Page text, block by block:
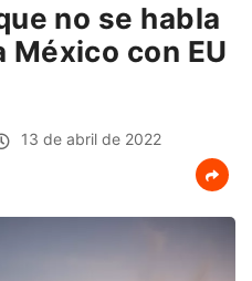
no se habla
México con EU
13 de abril de 2022